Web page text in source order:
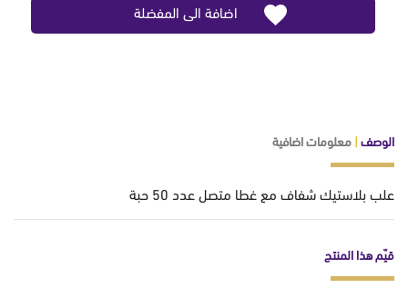
اضافة الى المفضلة
الوصف|معلومات اضافية
علب بلاستيك شفاف مع غطا متصل عدد 50 حبة
قيّم هذا المنتج